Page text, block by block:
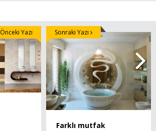
Önceki Yazı
Farklı mutfak
Sonraki Yazı